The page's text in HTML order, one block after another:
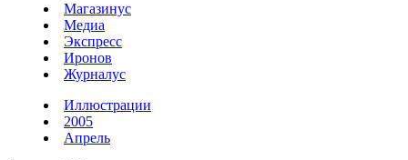
Магазинус
Медиа
Экспресс
Иронов
Журналус
Иллюстрации
2005
Апрель